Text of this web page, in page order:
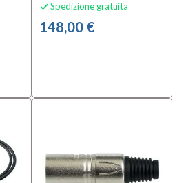
 Spedizione gratuita
148,00 €